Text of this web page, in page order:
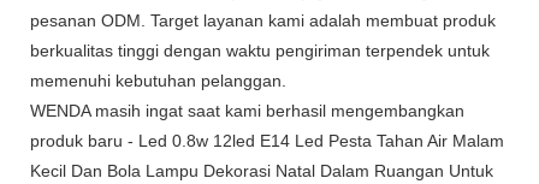
pesanan ODM. Target layanan kami adalah membuat produk
berkualitas tinggi dengan waktu pengiriman terpendek untuk
memenuhi kebutuhan pelanggan.
WENDA masih ingat saat kami berhasil mengembangkan
produk baru - Led 0.8w 12led E14 Led Pesta Tahan Air Malam
Kecil Dan Bola Lampu Dekorasi Natal Dalam Ruangan Untuk